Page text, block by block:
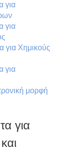
για
για
για Χημικούς
για
μορφή
για